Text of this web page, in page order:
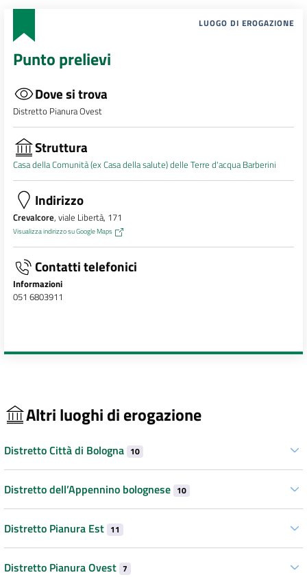
LUOGO DI EROGAZIONE
Punto prelievi
Dove si trova
Distretto Pianura Ovest
Struttura
Casa della Comunità (ex Casa della salute) delle Terre d'acqua Barberini
Indirizzo
Crevalcore, viale Libertà, 171
Visualizza indirizzo su Google Maps
Contatti telefonici
Informazioni
051 6803911
Altri luoghi di erogazione
Distretto Città di Bologna 10
Distretto dell’Appennino bolognese 10
Distretto Pianura Est 11
Distretto Pianura Ovest 7